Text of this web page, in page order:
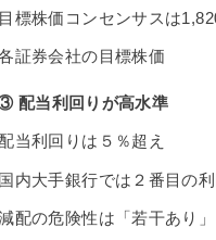
目標株価コンセンサスは
証券会社の目標株価
配当利回りが高水準
配当利回りは５％超え
国内大手銀行では２番目の利
配の危険性は「若干あり」